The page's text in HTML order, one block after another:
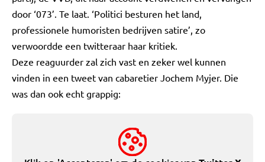
door ‘073’. Te laat. ‘Politici besturen het land,
professionele humoristen bedrijven satire’, zo
verwoordde een twitteraar haar kritiek.
Deze reaguurder zal zich vast en zeker wel kunnen
vinden in een tweet van cabaretier Jochem Myjer. Die
was dan ook echt grappig: